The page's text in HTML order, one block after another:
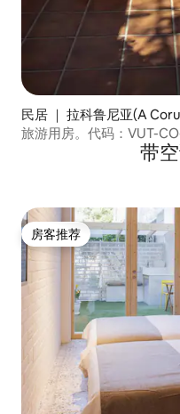
民居 ｜ 拉科鲁尼亚(A
旅游用房。代码：VUT-
带
房客推荐
房客推荐